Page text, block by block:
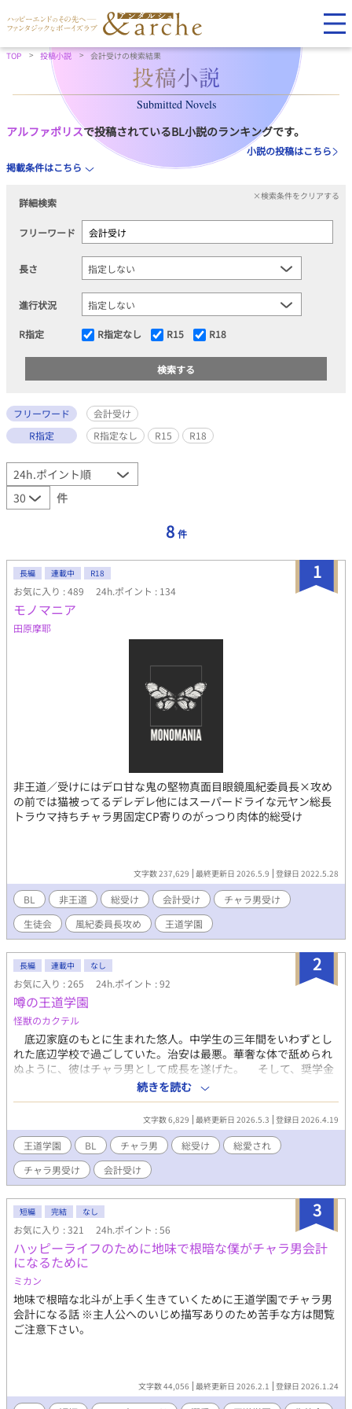
TOP 投稿小説 会計受けの検索結果
Submitted Novels
アルファポリスで投稿されているBL小説のランキングです。
小説の投稿はこちら
掲載条件はこちら
詳細検索
×検索条件をクリアする
フリーワード
長さ
進行状況
R指定 R指定なし R15 R18
フリーワード
会計受け
R指定
R指定なし R15 R18
件
8 件
1
長編 連載中 R18
お気に入り : 489 24h.ポイント : 134
モノマニア
田原摩耶
非王道／受けにはデロ甘な鬼の堅物真面目眼鏡風紀委員長×攻め
の前では猫被ってるデレデレ他にはスーパードライな元ヤン総長
トラウマ持ちチャラ男固定CP寄りのがっつり肉体的総受け
文字数 237,629 最終更新日 2026.5.9 登録日 2022.5.28
BL 非王道 総受け 会計受け
チャラ男受け
生徒会
風紀委員長攻め 王道学園
2
長編 連載中 なし
お気に入り : 265 24h.ポイント : 92
噂の王道学園
怪獣のカクテル
底辺家庭のもとに生まれた悠人。中学生の三年間をいわずとし
れた底辺学校で過ごしていた。治安は最悪。華奢な体で舐められ
ぬように、彼はチャラ男として成長を遂げた。 そして、奨学金
制度を使い私立の学園に入学する。これがなんとおぼっちゃまか
天才ぐらいしか在籍しないと噂のあの男子校。小さなときから腹
が減って眠れぬ夜を勉強に費やしただけはある。 夢の金持ちと
しての生活が今、始まる！､､､かも？ 文章を書くのは始めてなの
で温かい目で見守ってください〜
続きを読む
文字数 6,829 最終更新日 2026.5.3 登録日 2026.4.19
王道学園 BL チャラ男 総受け
総愛され
チャラ男受け
会計受け
3
短編 完結 なし
お気に入り : 321 24h.ポイント : 56
ハッピーライフのために地味で根暗な僕がチャラ男会計
になるために
ミカン
地味で根暗な北斗が上手く生きていくために王道学園でチャラ男
会計になる話 ※主人公へのいじめ描写ありのため苦手な方は閲覧
ご注意下さい。
文字数 44,056 最終更新日 2026.2.1 登録日 2026.1.24